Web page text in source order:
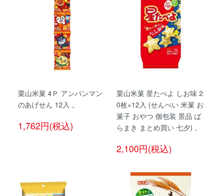
栗山米菓 4Ｐ アンパンマン
のあげせん 12入 。
1,762円(税込)
栗山米菓 星たべよ しお味 2
0枚×12入 (せんべい 米菓 お
菓子 おやつ 個包装 景品 ば
らまき まとめ買い 七夕) 。
2,100円(税込)